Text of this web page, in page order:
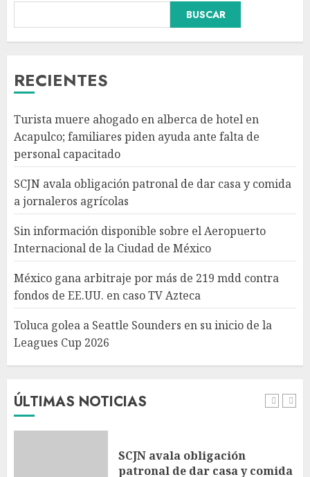
BUSCAR
RECIENTES
Turista muere ahogado en alberca de hotel en
Acapulco; familiares piden ayuda ante falta de
personal capacitado
SCJN avala obligación patronal de dar casa y comida
a jornaleros agrícolas
Sin información disponible sobre el Aeropuerto
Internacional de la Ciudad de México
México gana arbitraje por más de 219 mdd contra
fondos de EE.UU. en caso TV Azteca
Toluca golea a Seattle Sounders en su inicio de la
Leagues Cup 2026
ÚLTIMAS NOTICIAS
3
Sin información disponible
4
México gana arbitraje por
más de 219 mdd contra fondos
de EE.UU. en caso TV Azteca
AGOSTO 6, 2026
5
Toluca golea a Seattle
Sounders en su inicio de la
Leagues Cup 2026
AGOSTO 6, 2026
1 AGOSTO 6, 2026
SCJN avala obligación
patronal de dar casa y comida